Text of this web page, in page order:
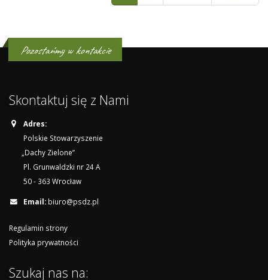
Pozostańmy w kontakcie
Skontaktuj się z Nami
Adres:
Polskie Stowarzyszenie
„Dachy Zielone”
Pl. Grunwaldzki nr 24 A
50 - 363 Wrocław
Email: biuro@psdz.pl
Regulamin strony
Polityka prywatności
Szukaj nas na: